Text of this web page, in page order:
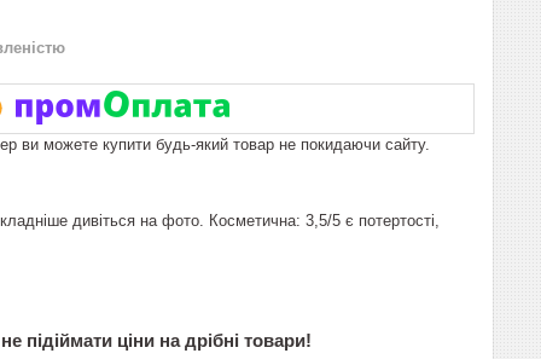
ви можете купити будь-який товар не покидаючи сайту.
дивіться на фото. Косметична: 3,5/5 є потертості,
підіймати ціни на дрібні товари!